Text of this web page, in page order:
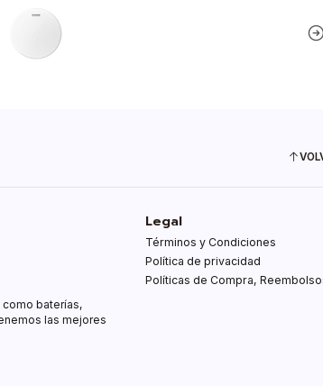
baterías,
las mejores
Legal
Términos y Condiciones
Política de privacidad
Políticas de Compra,